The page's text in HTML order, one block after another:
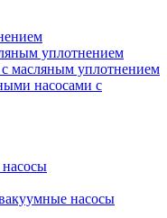
уплотнением
масляным уплотнением
насосами с
насосы